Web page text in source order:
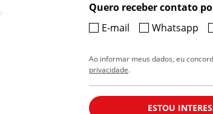
Quero receber contato
E-mail
Whatsapp
Ao informar meus dados, eu
privacidade.
ESTOU